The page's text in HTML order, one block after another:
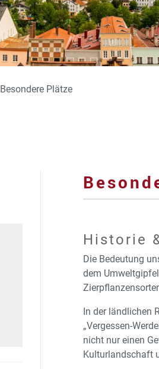
Besondere Plätze
Historie
Die Bedeutung
dem
In der ländlichen
„Vergessen-
nicht nur einen
Kulturlandschaft